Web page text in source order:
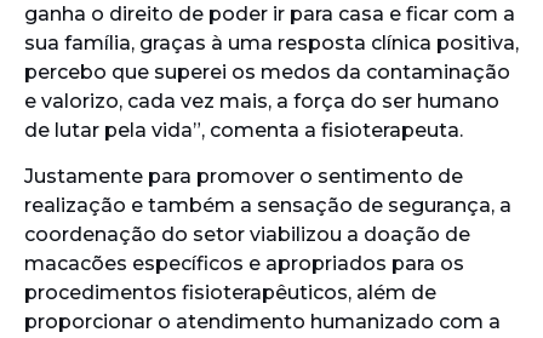
ganha o direito de poder ir para casa e ficar com a
sua família, graças à uma resposta clínica positiva,
percebo que superei os medos da contaminação
e valorizo, cada vez mais, a força do ser humano
de lutar pela vida”, comenta a fisioterapeuta.
Justamente para promover o sentimento de
realização e também a sensação de segurança, a
coordenação do setor viabilizou a doação de
macacões específicos e apropriados para os
procedimentos fisioterapêuticos, além de
proporcionar o atendimento humanizado com a